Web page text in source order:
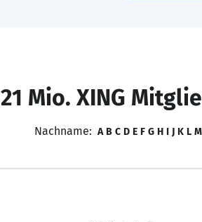
21 Mio. XING
Nachname: A B C D E F G H I J K L M